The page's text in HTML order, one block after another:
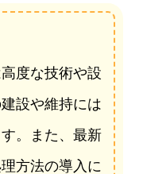
度な技術や設
設や維持には
。また、最新
方法の導入に